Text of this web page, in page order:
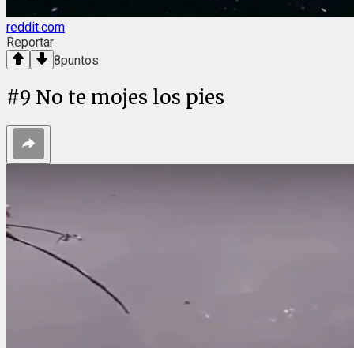
reddit.com
Reportar
8puntos
#9 No te mojes los pies